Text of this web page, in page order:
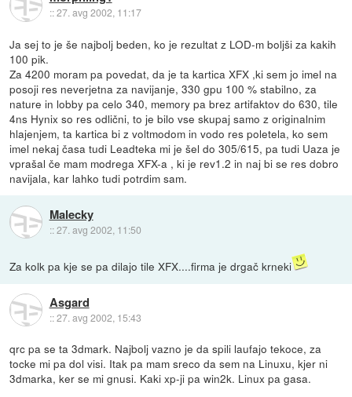
::27. avg 2002, 11:17
Ja sej to je še najbolj beden, ko je rezultat z LOD-m boljši za kakih
100 pik.
Za 4200 moram pa povedat, da je ta kartica XFX ,ki sem jo imel na
posoji res neverjetna za navijanje, 330 gpu 100 % stabilno, za
nature in lobby pa celo 340, memory pa brez artifaktov do 630, tile
4ns Hynix so res odlični, to je bilo vse skupaj samo z originalnim
hlajenjem, ta kartica bi z voltmodom in vodo res poletela, ko sem
imel nekaj časa tudi Leadteka mi je šel do 305/615, pa tudi Uaza je
vprašal če mam modrega XFX-a , ki je rev1.2 in naj bi se res dobro
navijala, kar lahko tudi potrdim sam.
Malecky
::27. avg 2002, 11:50
Za kolk pa kje se pa dilajo tile XFX....firma je drgač krneki
Asgard
::27. avg 2002, 15:43
qrc pa se ta 3dmark. Najbolj vazno je da spili laufajo tekoce, za
tocke mi pa dol visi. Itak pa mam sreco da sem na Linuxu, kjer ni
3dmarka, ker se mi gnusi. Kaki xp-ji pa win2k. Linux pa gasa.